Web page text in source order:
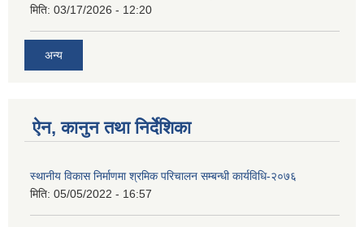
मिति: 03/17/2026 - 12:20
अन्य
ऐन, कानुन तथा निर्देशिका
स्थानीय विकास निर्माणमा श्रमिक परिचालन सम्बन्धी कार्यविधि-२०७६
मिति: 05/05/2022 - 16:57